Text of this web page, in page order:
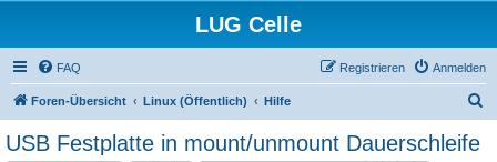
LUG Celle
FAQ Anmelden
Registrieren
Foren-Übersicht Linux (Öffentlich) Hilfe
USB Festplatte in mount/unmount Dauerschleife